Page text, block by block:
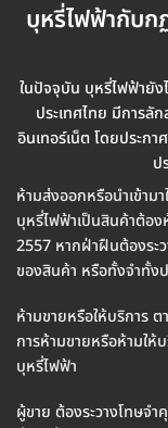
บุหรี่ไฟฟ้ากับก
ในปัจจุบัน บุหรี่ไฟฟ้ายั
ประเทศไทย มีการลั
อินเทอร์เน็ต โดยประก
ป
ห้ามส่งออกหรือนำเข้าม
บุหรี่ไฟฟ้าเป็นสินค้าต้อง
2557 หากฝ่าฝืนต้องระ
ของสินค้า หรือทั้งจำทั้ง
ห้ามขายหรือให้บริการ
การห้ามขายหรือห้ามให้
บุหรี่ไฟฟ้า
ผู้ขาย ต้องระวางโทษจ